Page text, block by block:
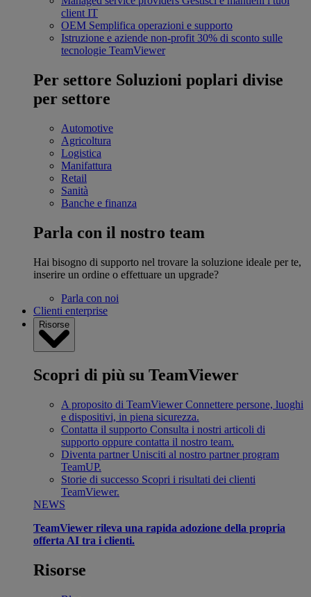
client IT
OEM Semplifica operazioni e supporto
Istruzione e aziende non-profit 30% di sconto sulle
tecnologie TeamViewer
Per settore Soluzioni poplari divise
per settore
Automotive
Agricoltura
Logistica
Manifattura
Retail
Sanità
Banche e finanza
Parla con il nostro team
Hai bisogno di supporto nel trovare la soluzione ideale per te,
inserire un ordine o effettuare un upgrade?
Parla con noi
Clienti enterprise
Risorse
Scopri di più su TeamViewer
A proposito di TeamViewer Connettere persone, luoghi
e dispositivi, in piena sicurezza.
Contatta il supporto Consulta i nostri articoli di
supporto oppure contatta il nostro team.
Diventa partner Unisciti al nostro partner program
TeamUP.
Storie di successo Scopri i risultati dei clienti
TeamViewer.
NEWS
TeamViewer rileva una rapida adozione della propria
offerta AI tra i clienti.
Risorse